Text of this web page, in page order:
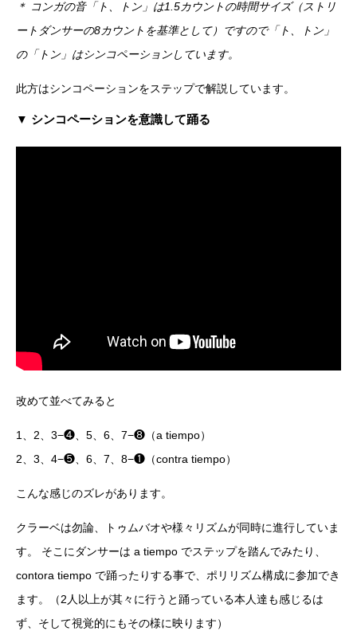
＊ コンガの音「ト、トン」は1.5カウントの時間サイズ（ストリ
ートダンサーの8カウントを基準として）ですので「ト、トン」
の「トン」はシンコペーションしています。
此方はシンコペーションをステップで解説しています。
▼ シンコペーションを意識して踊る
改めて並べてみると
1、2、3−❹、5、6、7−❽（a tiempo）
2、3、4−❺、6、7、8−❶（contra tiempo）
こんな感じのズレがあります。
クラーベは勿論、トゥムバオや様々リズムが同時に進行していま
す。 そこにダンサーは a tiempo でステップを踏んでみたり、
contora tiempo で踊ったりする事で、ポリリズム構成に参加でき
ます。（2人以上が其々に行うと踊っている本人達も感じるは
ず、そして視覚的にもその様に映ります）